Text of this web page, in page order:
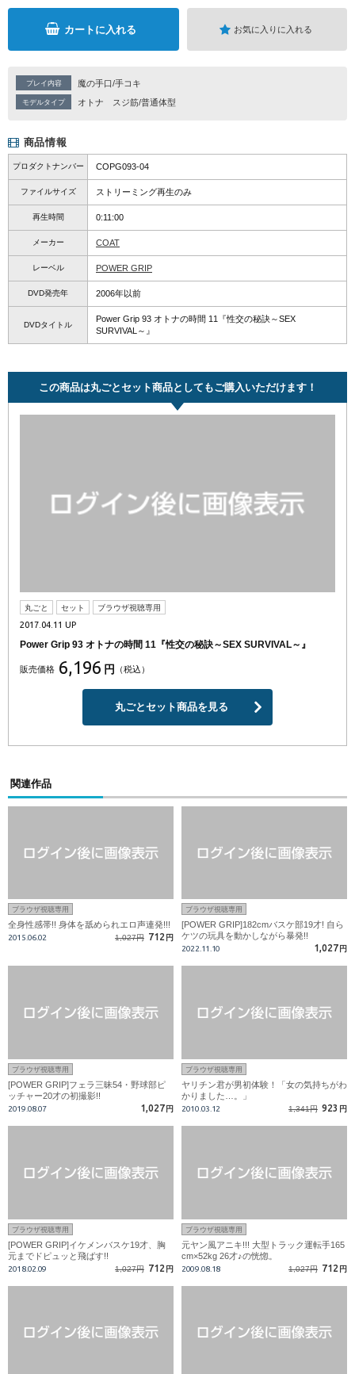
カートに入れる お気に入りに入れる
プレイ内容 魔の手口/手コキ
モデルタイプ オトナ スジ筋/普通体型
商品情報
プロダクトナンバー COPG093-04
ファイルサイズ ストリーミング再生のみ
再生時間 0:11:00
メーカー COAT
レーベル POWER GRIP
DVD発売年 2006年以前
DVDタイトル
Power Grip 93 オトナの時間 11『性交の秘訣～SEX
SURVIVAL～』
この商品は丸ごとセット商品としてもご購入いただけます！
丸ごと セット ブラウザ視聴専用
2017.04.11 UP
Power Grip 93 オトナの時間 11『性交の秘訣～SEX SURVIVAL～』
販売価格 6,196 円 （税込）
丸ごとセット商品を見る
関連作品
ブラウザ視聴専用
全身性感帯!! 身体を舐められエロ声連発!!!
2015.06.02 1,027円 712 円
ブラウザ視聴専用
[POWER GRIP]182cmバスケ部19才! 自ら
ケツの玩具を動かしながら暴発!!
2022.11.10 1,027 円
ブラウザ視聴専用
[POWER GRIP]フェラ三昧54・野球部ピ
ッチャー20才の初撮影!!
2019.08.07 1,027 円
ブラウザ視聴専用
ヤリチン君が男初体験！「女の気持ちがわ
かりました…。」
2010.03.12 1,341円 923 円
ブラウザ視聴専用
[POWER GRIP]イケメンバスケ19才、胸
元までドピュッと飛ばす!!
2018.02.09 1,027円 712 円
ブラウザ視聴専用
元ヤン風アニキ!!! 大型トラック運転手165
cm×52kg 26才♪の恍惚。
2009.08.18 1,027円 712 円